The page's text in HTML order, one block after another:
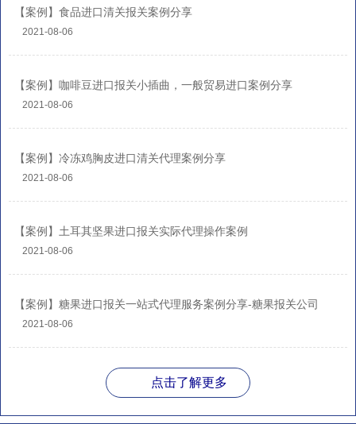
【案例】食品进口清关报关案例分享
2021-08-06
【案例】咖啡豆进口报关小插曲，一般贸易进口案例分享
2021-08-06
【案例】冷冻鸡胸皮进口清关代理案例分享
2021-08-06
【案例】土耳其坚果进口报关实际代理操作案例
2021-08-06
【案例】糖果进口报关一站式代理服务案例分享-糖果报关公司
2021-08-06
点击了解更多